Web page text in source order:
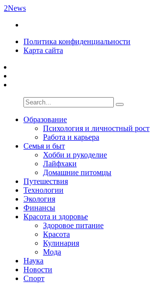
2News
Политика конфиденциальности
Карта сайта
Образование
Психология и личностный рост
Работа и карьера
Семья и быт
Хобби и рукоделие
Лайфхаки
Домашние питомцы
Путешествия
Технологии
Экология
Финансы
Красота и здоровье
Здоровое питание
Красота
Кулинария
Мода
Наука
Новости
Спорт